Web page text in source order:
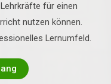
für einen
nutzen können.
Lernumfeld.